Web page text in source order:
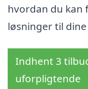
hvordan du kan
løsninger til
Indhent 3
uforpligtende